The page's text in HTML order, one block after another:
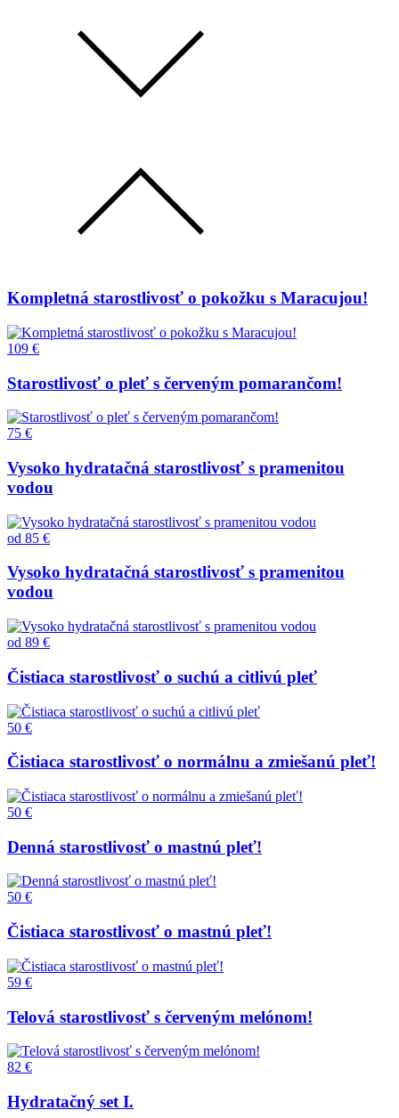
Kompletná starostlivosť o pokožku s Maracujou!
109 €
Starostlivosť o pleť s červeným pomarančom!
75 €
Vysoko hydratačná starostlivosť s pramenitou
vodou
od 85 €
Vysoko hydratačná starostlivosť s pramenitou
vodou
od 89 €
Čistiaca starostlivosť o suchú a citlivú pleť
50 €
Čistiaca starostlivosť o normálnu a zmiešanú pleť!
50 €
Denná starostlivosť o mastnú pleť!
50 €
Čistiaca starostlivosť o mastnú pleť!
59 €
Telová starostlivosť s červeným melónom!
82 €
Hydratačný set I.